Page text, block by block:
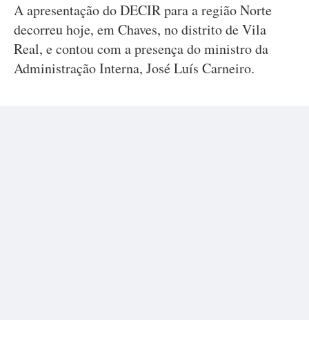
A apresentação do DECIR para a região Norte
decorreu hoje, em Chaves, no distrito de Vila
Real, e contou com a presença do ministro da
Administração Interna, José Luís Carneiro.